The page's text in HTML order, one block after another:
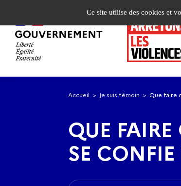
Accueil Je suis témoin Que faire
QUE
SE CONFIE
Ce site utilise des cookies et